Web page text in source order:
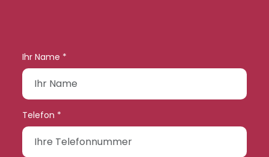
Ihr Name *
Telefon *